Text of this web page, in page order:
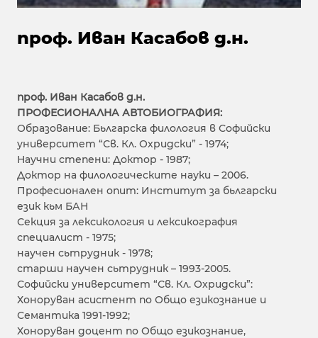
проф. Иван Касабов д.н.
проф. Иван Касабов д.н.
ПРОФЕСИОНАЛНА АВТОБИОГРАФИЯ:
Образование: Бьлгарска филология в Софийски
университет “Св. Кл. Охридски” - 1974;
Научни степени: Доктор - 1987;
Доктор на филологическите науки – 2006.
Професионален опит: Институт за бьлгарски
език кьм БАН
Секция за лексикология и лексикография
специалист - 1975;
научен сьтрудник - 1978;
старши научен сьтрудник – 1993-2005.
Софийски университет “Св. Кл. Охридски”:
Хоноруван асистент по Общо езикознание и
Семантика 1991-1992;
Хоноруван доцент по Общо езикознание,